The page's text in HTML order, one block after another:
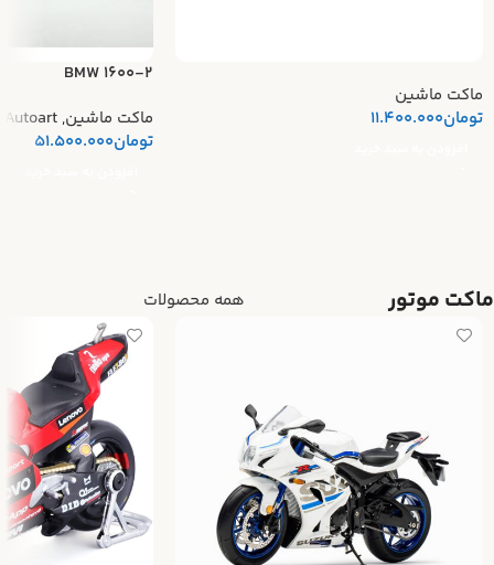
ماکت ماشین
تومان11.400.000
BMW 1600-2
ماکت ماشین,
Autoart
تومان51.500.000
ماکت موتور همه محصولات